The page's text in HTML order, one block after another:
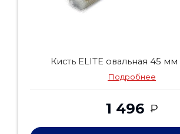
Кисть ELITE овальная 45
Подробнее
1 496 ₽